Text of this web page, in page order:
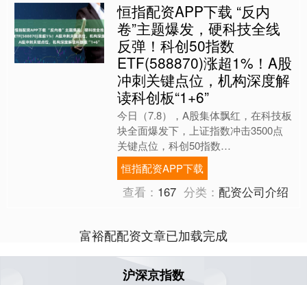
恒指配资APP下载 “反内
卷”主题爆发，硬科技全线
反弹！科创50指数
ETF(588870)涨超1%！A股
冲刺关键点位，机构深度解
读科创板“1+6”
今日（7.8），A股集体飘红，在科技板
块全面爆发下，上证指数冲击3500点
关键点位，科创50指数
ETF（588870）涨1.29%，换手率已超
10%同类领先！资....
恒指配资APP下载
查看： 167 分类：配资公司介绍
富裕配配资文章已加载完成
沪深京指数